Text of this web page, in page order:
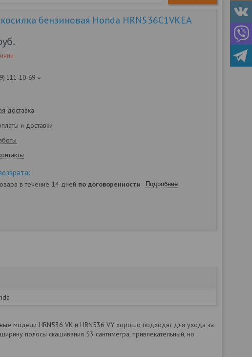
бензиновая Honda HRN536C1VKEA
111-10-69
доставка
и доставки
в течение 14 дней по договоренности Подробнее
модели HRN536 VK и HRN536 VY хорошо подходят для ухода за
полосы скашивания 53 сантиметра, привлекательный, но